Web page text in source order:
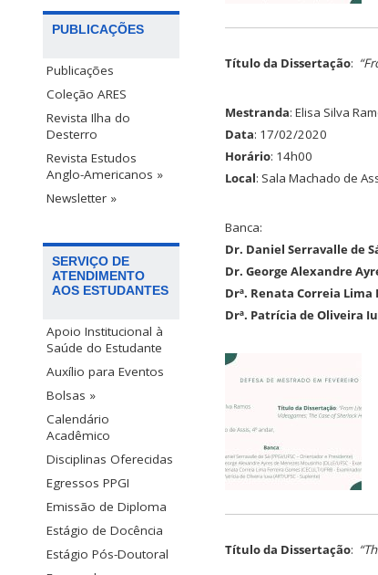
PUBLICAÇÕES
Publicações
Coleção ARES
Revista Ilha do
Desterro
Revista Estudos
Anglo-Americanos »
Newsletter »
SERVIÇO DE
ATENDIMENTO
AOS ESTUDANTES
Apoio Institucional à
Saúde do Estudante
Auxílio para Eventos
Bolsas »
Calendário
Acadêmico
Disciplinas Oferecidas
Egressos PPGI
Emissão de Diploma
Estágio de Docência
Estágio Pós-Doutoral
Título da Dissertação:
Mestranda: Elisa Silva
Data: 17/02/2020
Horário: 14h00
Local: Sala Machado de
Banca:
Dr. Daniel Serravalle de
Dr. George Alexandre
Drª. Renata Correia Lima
Drª. Patrícia de Oliveira
Título da Dissertação: